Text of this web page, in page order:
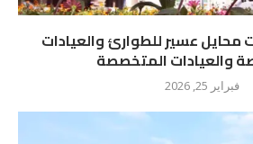
عسير للطوارئ والعيادات
والعيادات المتخصصة
فبراير 25, 2026